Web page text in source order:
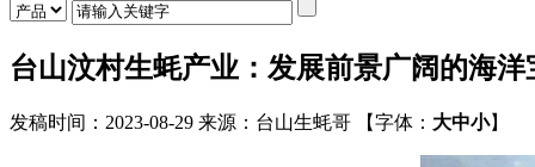
台山汶村生蚝产业：发展前景广阔的海洋
发稿时间： 2023-08-29 来源： 台山生蚝哥 【字体： 大中小】